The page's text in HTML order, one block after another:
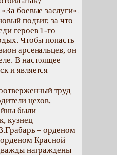
боевые заслуги».
подвиг, за что
героев 1-го
Чтобы попасть
арсенальцев, он
В настоящее
и является
труд
цехов,
были
кузнец
– орденом
Красной
награждены